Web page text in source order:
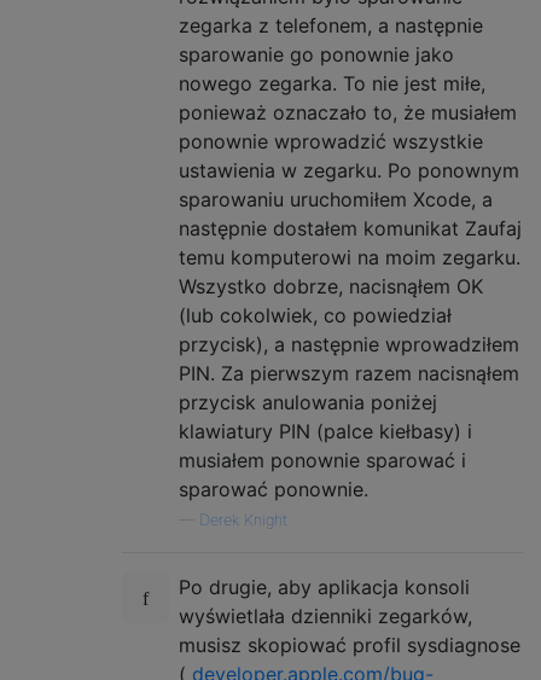
zegarka z telefonem, a następnie
sparowanie go ponownie jako
nowego zegarka. To nie jest miłe,
ponieważ oznaczało to, że musiałem
ponownie wprowadzić wszystkie
ustawienia w zegarku. Po ponownym
sparowaniu uruchomiłem Xcode, a
następnie dostałem komunikat Zaufaj
temu komputerowi na moim zegarku.
Wszystko dobrze, nacisnąłem OK
(lub cokolwiek, co powiedział
przycisk), a następnie wprowadziłem
PIN. Za pierwszym razem nacisnąłem
przycisk anulowania poniżej
klawiatury PIN (palce kiełbasy) i
musiałem ponownie sparować i
sparować ponownie.
Derek Knight
Po drugie, aby aplikacja konsoli
wyświetlała dzienniki zegarków,
musisz skopiować profil sysdiagnose
( developer.apple.com/bug-